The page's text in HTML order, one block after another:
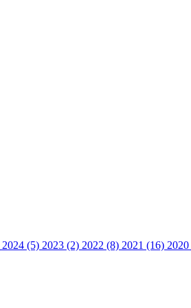
2024 (5) 2023 (2) 2022 (8) 2021 (16)